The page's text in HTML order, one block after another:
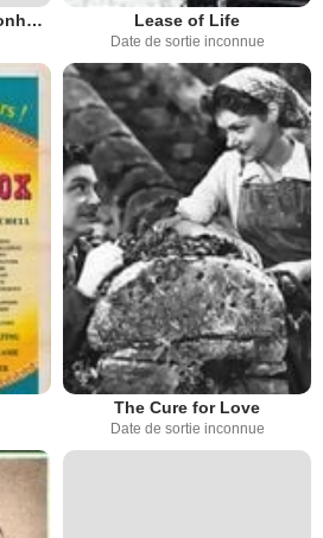
L'Auberge du sixième bonheur Lease of Life
Date de sortie inconnue
The Cure for Love
Date de sortie inconnue